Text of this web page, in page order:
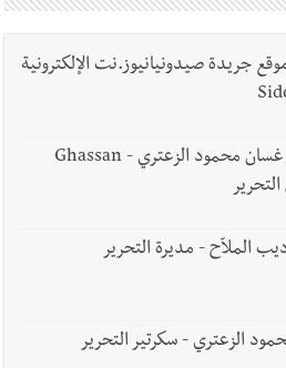
جريدة صيدونيانيوز.نت الإلكترونية
الصحافي السفير غسان محمود الزعتري - Ghassan
الملاّح - مديرة التحرير
الزعتري - سكرتير التحرير